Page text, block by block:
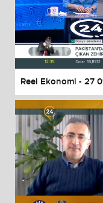
Reel Ekonomi - 27